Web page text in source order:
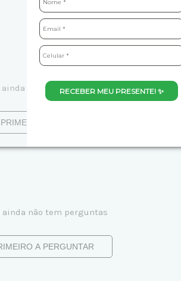
RECEBER MEU PRESENTE! ✨
não tem avaliações
A AVALIAR
ainda não tem perguntas
A PERGUNTAR